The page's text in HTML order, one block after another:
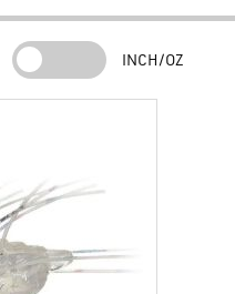
y Dinámica
Su diseño compacto permite
para una acción fluida y
finesseen condiciones de
INCH/OZ